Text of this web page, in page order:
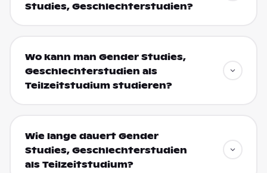
Studies, Geschlechterstudien?
Wo kann man Gender Studies,
Geschlechterstudien als
Teilzeitstudium studieren?
Wie lange dauert Gender
Studies, Geschlechterstudien
als Teilzeitstudium?